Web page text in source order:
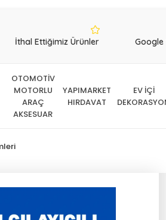
İthal Ettiğimiz Ürünler Google
OTOMOTİV
MOTORLU
ARAÇ
AKSESUAR
YAPIMARKET
HIRDAVAT
EV İÇİ